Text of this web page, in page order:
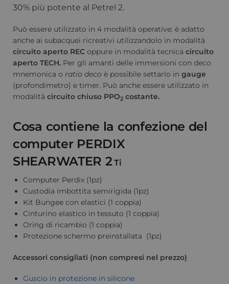
30% più potente al Petrel 2.
Può essere utilizzato in 4 modalità operative: è adatto
anche ai subacquei ricreativi utilizzandolo in modalità
circuito aperto REC oppure in modalità tecnica circuito
aperto TECH. Per gli amanti delle immersioni con deco
mnemonica o ratio deco è possibile settarlo in gauge
(profondimetro) e timer. Può anche essere utilizzato in
modalità circuito chiuso PPO2 costante.
Cosa contiene la confezione del
computer PERDIX
SHEARWATER 2Ti
Computer Perdix (1pz)
Custodia imbottita semirigida (1pz)
Kit Bungee con elastici (1 coppia)
Cinturino elastico in tessuto (1 coppia)
Oring di ricambio (1 coppia)
Protezione schermo preinstallata (1pz)
Accessori consigliati (non compresi nel prezzo)
Guscio in protezione in silicone